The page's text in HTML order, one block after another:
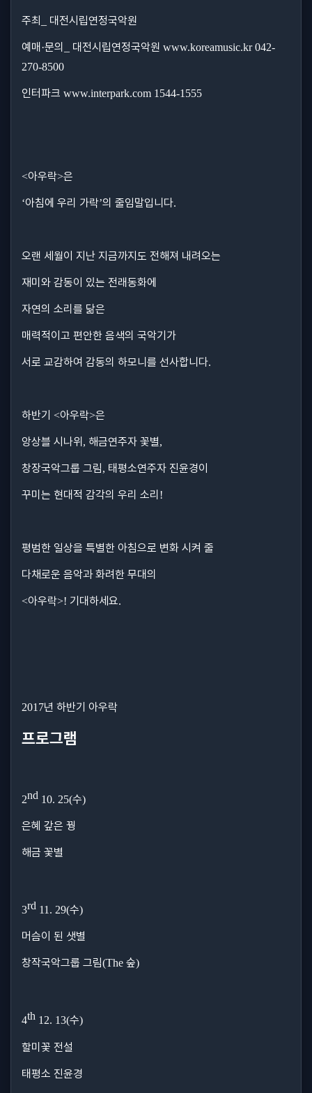
주최
대전시립연정국악원
예매·문의 대전시립연정국악원 www.koreamusic.kr 042-
270-8500
인터파크 www.interpark.com 1544-1555
<아우락>은
‘아침에 우리 가락’의 줄임말입니다.
오랜 세월이 지난 지금까지도 전해져 내려오는
재미와 감동이 있는 전래동화에
자연의 소리를 닮은
매력적이고 편안한 음색의 국악기가
서로 교감하여 감동의 하모니를 선사합니다.
하반기 <아우락>은
앙상블 시나위, 해금연주자 꽃별,
창장국악그룹 그림, 태평소연주자 진윤경이
꾸미는 현대적 감각의 우리 소리 !
평범한 일상을 특별한 아침으로 변화 시켜 줄
다채로운 음악과 화려한 무대의
<아우락>! 기대하세요.
2017년 하반기 아우락
프로그램
2nd 10. 25(수)
은혜 갚은 꿩
해금 꽃별
3rd 11. 29(수)
머슴이 된 샛별
창작국악그룹 그림(The 숲)
4th 12. 13(수)
할미꽃 전설
태평소 진윤경